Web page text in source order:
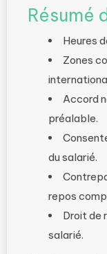
Résumé
Heures
Zones
Accord
préalable.
du salarié.
repos
Droit de
salarié.